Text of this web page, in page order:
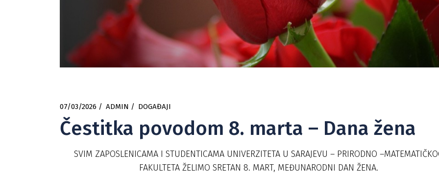
07/03/2026 ADMIN DOGAĐAJI
Čestitka povodom 8. marta – Dana žena
SVIM ZAPOSLENICAMA I STUDENTICAMA UNIVERZITETA U SARAJEVU – PRIRODNO
FAKULTETA ŽELIMO SRETAN 8. MART, MEĐUNARODNI DAN ŽENA.